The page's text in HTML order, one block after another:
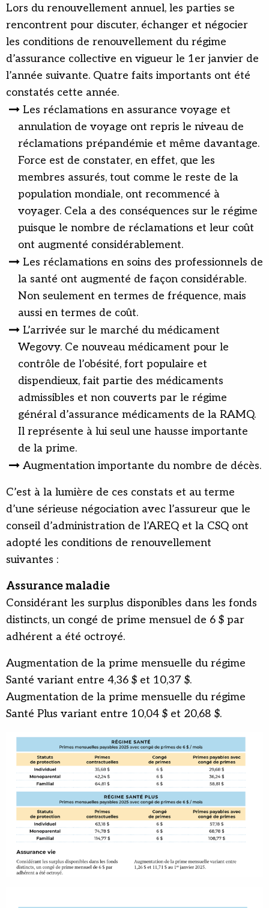
Lors du renouvellement annuel, les parties se
rencontrent pour discuter, échanger et négocier
les conditions de renouvellement du régime
d’assurance collective en vigueur le 1er janvier de
l’année suivante. Quatre faits importants ont été
constatés cette année.
Les réclamations en assurance voyage et
annulation de voyage ont repris le niveau de
réclamations prépandémie et même davantage.
Force est de constater, en effet, que les
membres assurés, tout comme le reste de la
population mondiale, ont recommencé à
voyager. Cela a des conséquences sur le régime
puisque le nombre de réclamations et leur coût
ont augmenté considérablement.
Les réclamations en soins des professionnels de
la santé ont augmenté de façon considérable.
Non seulement en termes de fréquence, mais
aussi en termes de coût.
L’arrivée sur le marché du médicament
Wegovy. Ce nouveau médicament pour le
contrôle de l’obésité, fort populaire et
dispendieux, fait partie des médicaments
admissibles et non couverts par le régime
général d’assurance médicaments de la RAMQ.
Il représente à lui seul une hausse importante
de la prime.
Augmentation importante du nombre de décès.
C’est à la lumière de ces constats et au terme
d’une sérieuse négociation avec l’assureur que le
conseil d’administration de l’AREQ et la CSQ ont
adopté les conditions de renouvellement
suivantes :
Assurance maladie
Considérant les surplus disponibles dans les fonds
distincts, un congé de prime mensuel de 6 $ par
adhérent a été octroyé.
Augmentation de la prime mensuelle du régime
Santé variant entre 4,36 $ et 10,37 $.
Augmentation de la prime mensuelle du régime
Santé Plus variant entre 10,04 $ et 20,68 $.